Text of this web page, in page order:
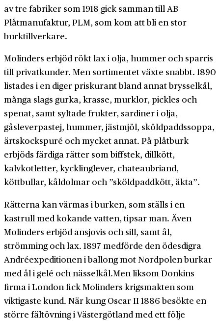
av tre fabriker som 1918 gick samman till AB
Plåtmanufaktur, PLM, som kom att bli en stor
burktillverkare.
Molinders erbjöd rökt lax i olja, hummer och sparris
till privatkunder. Men sortimentet växte snabbt. 1890
listades i en diger priskurant bland annat brysselkål,
många slags gurka, krasse, murklor, pickles och
spenat, samt syltade frukter, sardiner i olja,
gåsleverpastej, hummer, jästmjöl, sköldpaddssoppa,
ärtskockspuré och mycket annat. På plåtburk
erbjöds färdiga rätter som biffstek, dillkött,
kalvkotletter, kycklinglever, chateaubriand,
köttbullar, kåldolmar och ”sköldpaddkött, äkta”.
Rätterna kan värmas i burken, som ställs i en
kastrull med kokande vatten, tipsar man. Även
Molinders erbjöd ansjovis och sill, samt ål,
strömming och lax. 1897 medförde den ödesdigra
Andréexpeditionen i ballong mot Nordpolen burkar
med ål i gelé och nässelkål.Men liksom Donkins
firma i London fick Molinders krigsmakten som
viktigaste kund. När kung Oscar II 1886 besökte en
större fältövning i Västergötland med ett följe